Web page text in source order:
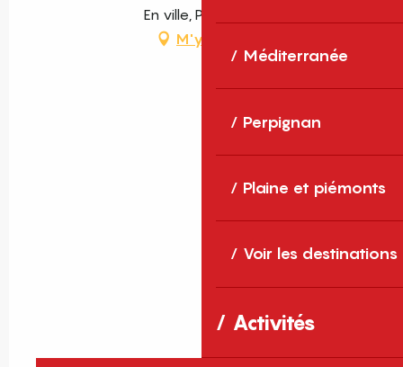
Méditerranée
Perpignan
Plaine et piémonts
Voir les destinations
Activités
En ville, Perpignan
M'y rendre